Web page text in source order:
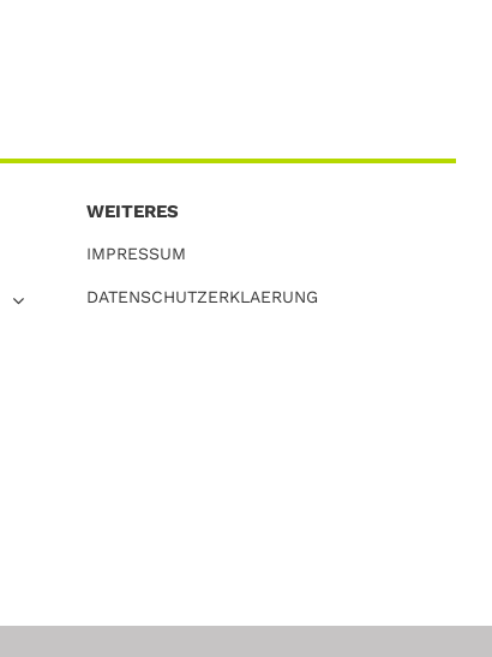
WEITERES
IMPRESSUM
DATENSCHUTZERKLAERUNG